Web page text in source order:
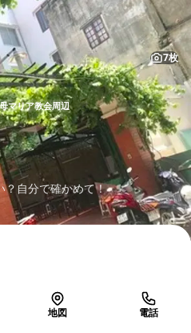
7枚
マリア教会周辺
？自分で確かめて！
地図 電話